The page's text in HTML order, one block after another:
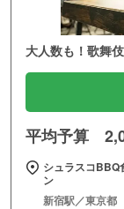
大人数も！歌舞
平均予算
シュラスコBBQ
ン
新宿駅／東京都